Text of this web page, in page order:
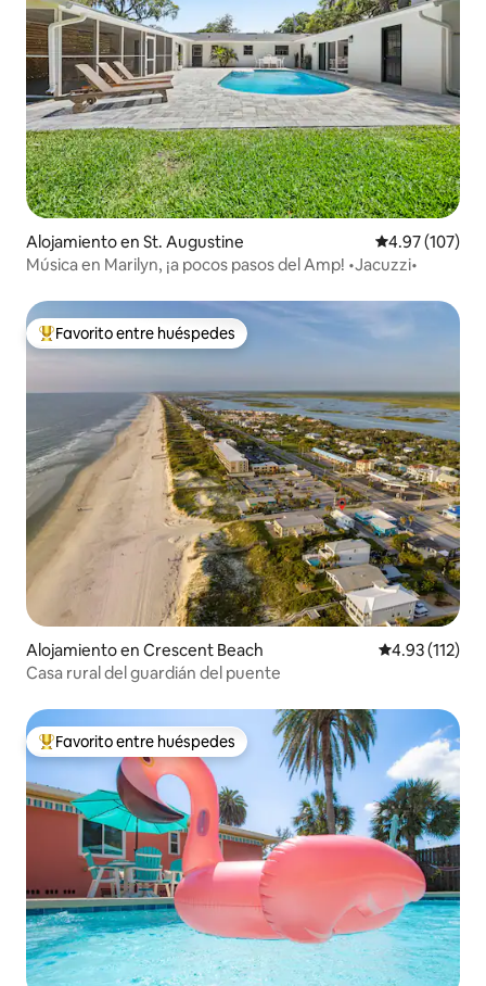
Alojamiento en St. Augustine Calificación
4.97 (107)
Música en Marilyn, ¡a pocos pasos del Amp! •Jacuzzi•
Favorito entre huéspedes preferido
Favorito entre huéspedes
Alojamiento en Crescent Beach Calificación
4.93 (112)
Casa rural del guardián del puente
Favorito entre huéspedes preferido
Favorito entre huéspedes